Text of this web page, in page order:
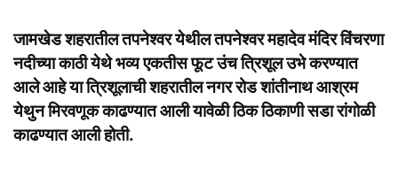
जामखेड शहरातील तपनेश्वर येथील तपनेश्वर महादेव मंदिर विंचरणा
नदीच्या काठी येथे भव्य एकतीस फूट उंच त्रिशूल उभे करण्यात
आले आहे या त्रिशूलाची शहरातील नगर रोड शांतीनाथ आश्रम
येथुन मिरवणूक काढण्यात आली यावेळी ठिक ठिकाणी सडा रांगोळी
काढण्यात आली होती.